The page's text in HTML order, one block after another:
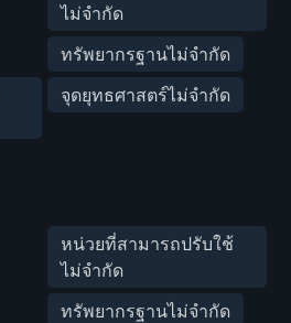
ไม่จำกัด
ทรัพยากรฐานไม่จำกัด
จุดยุทธศาสตร์ไม่จำกัด
หน่วยที่สามารถปรับใช้
ไม่จำกัด
ทรัพยากรฐานไม่จำกัด